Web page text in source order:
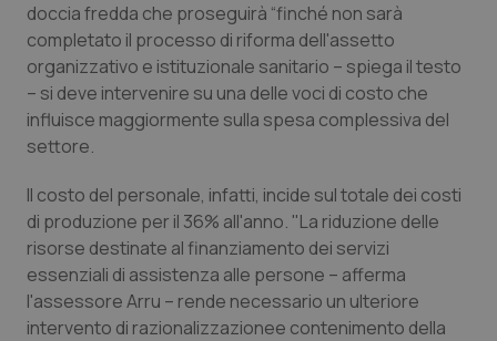
Friuli Venezia Giulia
Lazio
Liguria
Lombardia
Marche
Molise
Dermatite Atopica
Diabete & glucometri
Disturbi dell’umore
Dolore
Donna & Salute
Epatiti
doccia fredda che proseguirà “finché non sarà
completato il processo di riforma dell'assetto
organizzativo e istituzionale sanitario – spiega il testo
– si deve intervenire su una delle voci di costo che
influisce maggiormente sulla spesa complessiva del
settore.
Il costo del personale, infatti, incide sul totale dei costi
di produzione per il 36% all'anno. "La riduzione delle
risorse destinate al finanziamento dei servizi
essenziali di assistenza alle persone – afferma
l'assessore Arru – rende necessario un ulteriore
intervento di razionalizzazionee contenimento della